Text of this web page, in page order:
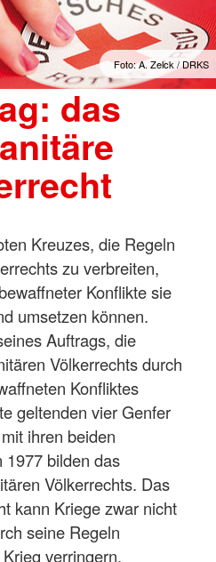
Foto: A. Zelck / DRKS
das
Kreuzes, die Regeln
zu verbreiten,
Konflikte sie
umsetzen können.
Auftrags, die
Völkerrechts durch
Konfliktes
geltenden vier Genfer
ihren beiden
1977 bilden das
Völkerrechts. Das
kann Kriege zwar nicht
seine Regeln
verringern.